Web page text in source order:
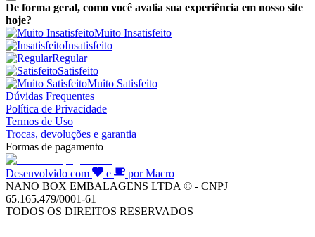
De forma geral, como você avalia sua experiência em nosso site
hoje?
Muito Insatisfeito
Insatisfeito
Regular
Satisfeito
Muito Satisfeito
Dúvidas Frequentes
Política de Privacidade
Termos de Uso
Trocas, devoluções e garantia
Formas de pagamento
Desenvolvido com e
por Macro
NANO BOX EMBALAGENS LTDA © - CNPJ
65.165.479/0001-61
TODOS OS DIREITOS RESERVADOS